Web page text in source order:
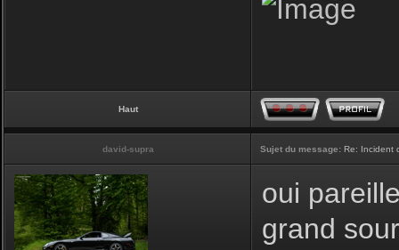
Haut
david-supra Sujet du message: Re: Incident
oui
grand